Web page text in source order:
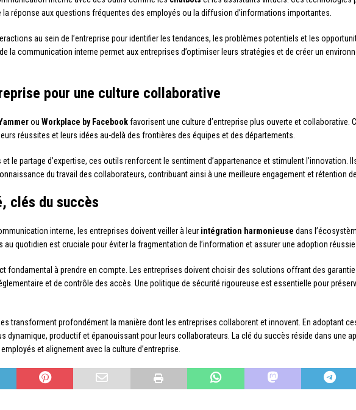
réponse aux questions fréquentes des employés ou la diffusion d’informations importantes.
au sein de l’entreprise pour identifier les tendances, les problèmes potentiels et les
la communication interne permet aux entreprises d’optimiser leurs stratégies et de créer un
pour une culture collaborative
ou Workplace by Facebookfavorisent une culture d’entreprise plus ouverte et collaborative.
réussites et leurs idées au-delà des frontières des équipes et des départements.
le partage d’expertise, ces outils renforcent le sentiment d’appartenance et stimulent l’innovation.
du travail des collaborateurs, contribuant ainsi à une meilleure engagement et rétention
clés du succès
interne, les entreprises doivent veiller à leur intégration harmonieuse dans
quotidien est cruciale pour éviter la fragmentation de l’information et assurer une adoption réussie
fondamental à prendre en compte. Les entreprises doivent choisir des solutions offrant des
et de contrôle des accès. Une politique de sécurité rigoureuse est essentielle pour
transforment profondément la manière dont les entreprises collaborent et innovent. En adoptant
dynamique, productif et épanouissant pour leurs collaborateurs. La clé du succès réside dans une
et alignement avec la culture d’entreprise.